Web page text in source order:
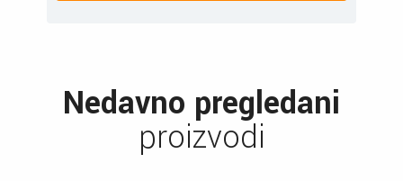
Nedavno pregledani
proizvodi